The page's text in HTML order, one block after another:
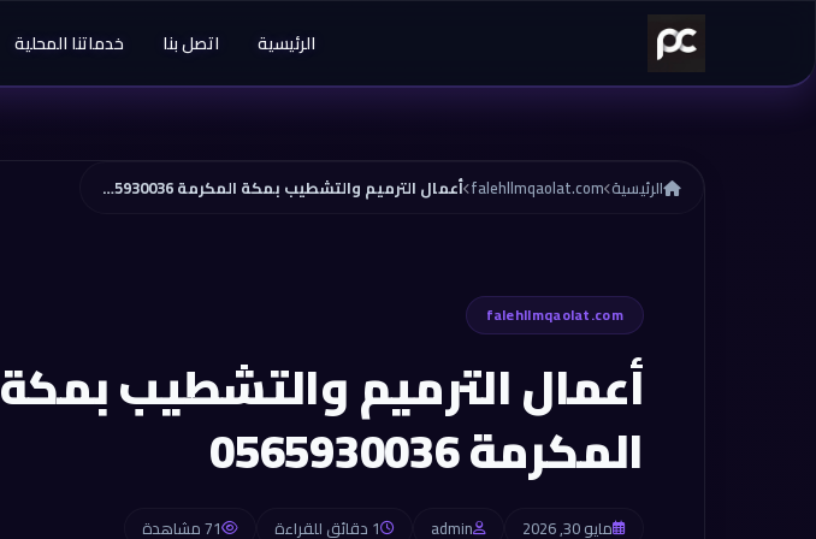
الرئيسية اتصل بنا خدماتنا المحلية
الرئيسية falehllmqaolat.com أعمال الترميم والتشطيب بمكة المكرمة 0565930036
falehllmqaolat.com
أعمال الترميم والتشطيب بمكة
المكرمة 0565930036
مايو 30, 2026 admin 1 دقائق للقراءة 71 مشاهدة